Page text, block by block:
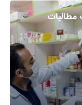
مطالبات